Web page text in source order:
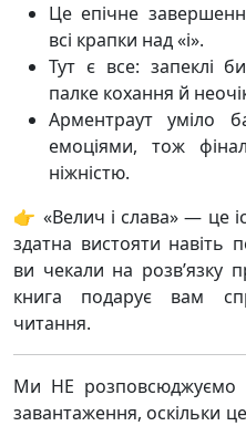
Це епічне
всі крапки над «і».
Тут є все: запеклі
палке кохання й
Арментраут уміло
емоціями, тож
ніжністю.
👉 «Велич і слава» — це
здатна вистояти навіть
ви чекали на розв’язку
книга подарує вам
читання.
Ми НЕ розповсюджуємо
завантаження, оскільки